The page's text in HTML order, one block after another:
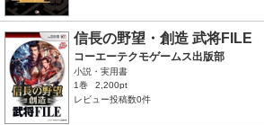
信長の野望・創造 武将FILE
コーエーテクモゲームス出版部
小説・実用書
1巻
2,200pt
レビュー投稿数0件